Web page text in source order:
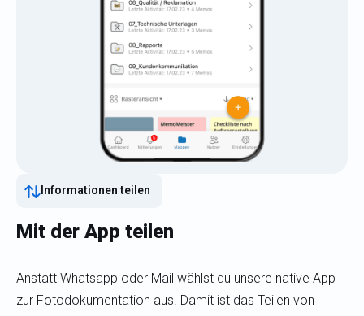
Informationen teilen
Mit der App teilen
Anstatt Whatsapp oder Mail wählst du unsere native App
zur Fotodokumentation aus. Damit ist das Teilen von